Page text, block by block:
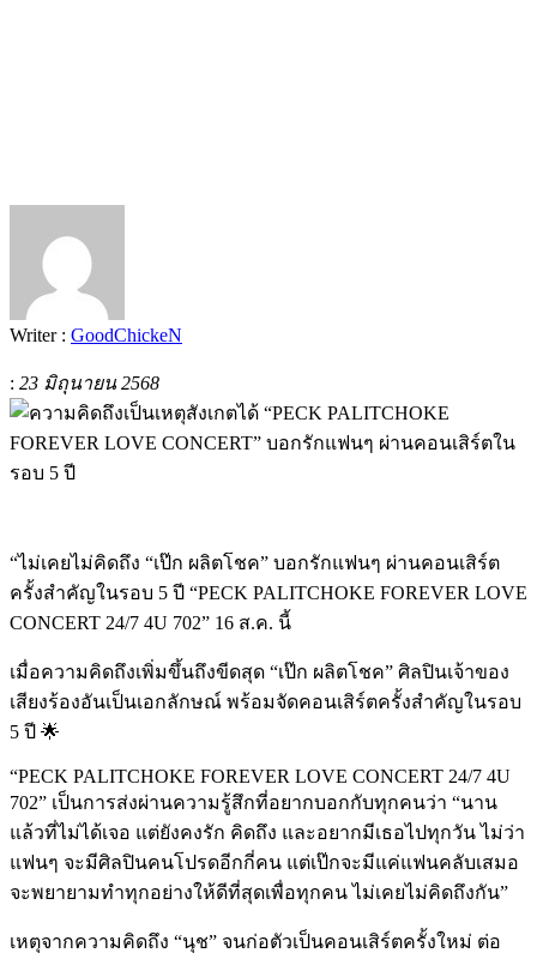
Writer : GoodChickeN
: 23 มิถุนายน 2568
“ไม่เคยไม่คิดถึง “เป๊ก ผลิตโชค” บอกรักแฟนๆ ผ่านคอนเสิร์ต
ครั้งสำคัญในรอบ 5 ปี “PECK PALITCHOKE FOREVER LOVE
CONCERT 24/7 4U 702” 16 ส.ค. นี้
เมื่อความคิดถึงเพิ่มขึ้นถึงขีดสุด “เป๊ก ผลิตโชค” ศิลปินเจ้าของ
เสียงร้องอันเป็นเอกลักษณ์ พร้อมจัดคอนเสิร์ตครั้งสำคัญในรอบ
5 ปี 🌟
“PECK PALITCHOKE FOREVER LOVE CONCERT 24/7 4U
702” เป็นการส่งผ่านความรู้สึกที่อยากบอกกับทุกคนว่า “นาน
แล้วที่ไม่ได้เจอ แต่ยังคงรัก คิดถึง และอยากมีเธอไปทุกวัน ไม่ว่า
แฟนๆ จะมีศิลปินคนโปรดอีกกี่คน แต่เป๊กจะมีแค่แฟนคลับเสมอ
จะพยายามทำทุกอย่างให้ดีที่สุดเพื่อทุกคน ไม่เคยไม่คิดถึงกัน”
เหตุจากความคิดถึง “นุช” จนก่อตัวเป็นคอนเสิร์ตครั้งใหม่ ต่อ